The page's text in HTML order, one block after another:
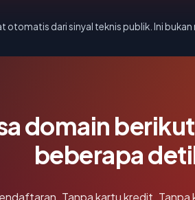
otomatis dari sinyal teknis publik. Ini bukan
domain
beberapa
Tanpa kartu kredit.